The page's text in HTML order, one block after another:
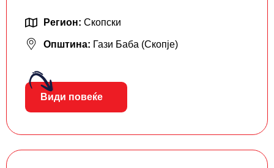
Регион: Скопски
Општина: Гази Баба (Скопје)
Види повеќе